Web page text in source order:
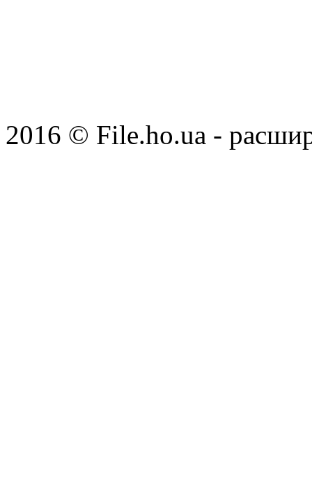
2016 © File.ho.ua -